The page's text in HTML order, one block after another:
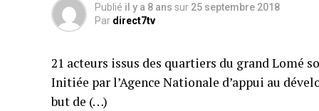
Publié il y a 8 ans sur 25 septembre 2018
Par direct7tv
21 acteurs issus des quartiers du grand Lomé
Initiée par l’Agence Nationale d’appui au
but de (…)